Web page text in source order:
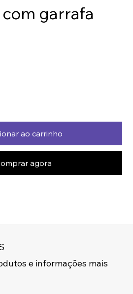
garrafa
ao carrinho
agora
e informações mais